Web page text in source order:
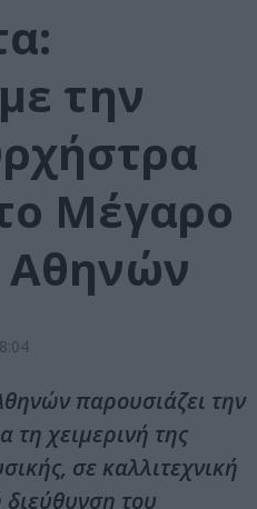
την
Μέγαρο
Αθηνών
παρουσιάζει την
τη χειμερινή της
σε καλλιτεχνική
διεύθυνση του